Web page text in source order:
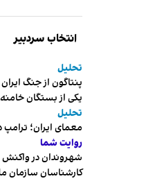
انتخاب سردبیر
تحلیل
پنتاگون از جنگ
یکی از بستگان
تحلیل
معمای ایران؛
روایت شما
شهروندان در واکنش
کارشناسان سازمان